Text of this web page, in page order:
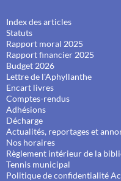
Index des articles
Statuts
Rapport moral 2025
Rapport financier 2025
Budget 2026
Lettre de l'Aphyllanthe
Encart livres
Comptes-rendus
Adhésions
Décharge
Actualités, reportages et
Nos horaires
Règlement intérieur de la
Tennis municipal
Politique de confidentialité